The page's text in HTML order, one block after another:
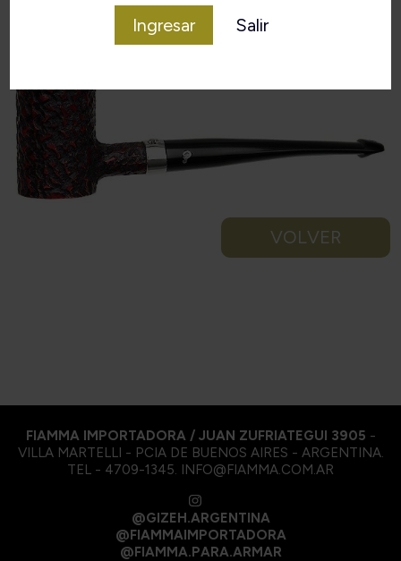
Ingresar Salir
Irlanda
VOLVER
FIAMMA IMPORTADORA / JUAN ZUFRIATEGUI 3905 -
VILLA MARTELLI - PCIA DE BUENOS AIRES - ARGENTINA.
TEL - 4709-1345. INFO@FIAMMA.COM.AR
@GIZEH.ARGENTINA
@FIAMMAIMPORTADORA
@FIAMMA.PARA.ARMAR